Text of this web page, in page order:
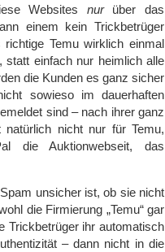
Websites nurüber das
einem kein Trickbetrüger
Temu wirklich einmal
statt einfach nur heimlich alle
die Kunden es ganz sicher
sowieso im dauerhaften
sind – nach ihrer ganz
natürlich nicht nur für Temu,
die Auktionwebseit, das
unsicher ist, ob sie nicht
die Firmierung „Temu“ gar
Trickbetrüger ihr automatisch
– dann nicht in die